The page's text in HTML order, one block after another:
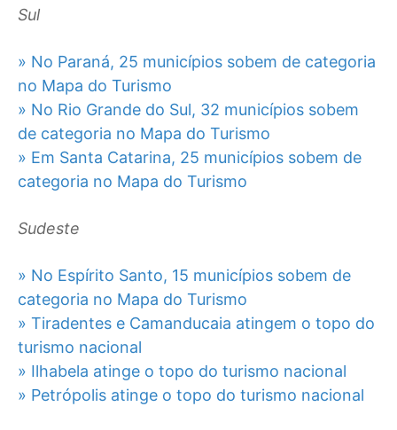
Sul
» No Paraná, 25 municípios sobem de categoria
no Mapa do Turismo
» No Rio Grande do Sul, 32 municípios sobem
de categoria no Mapa do Turismo
» Em Santa Catarina, 25 municípios sobem de
categoria no Mapa do Turismo
Sudeste
» No Espírito Santo, 15 municípios sobem de
categoria no Mapa do Turismo
» Tiradentes e Camanducaia atingem o topo do
turismo nacional
» Ilhabela atinge o topo do turismo nacional
» Petrópolis atinge o topo do turismo nacional